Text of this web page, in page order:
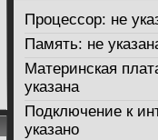
Процессор: не
Память: не
Материнская
указана
Подключение к
указано